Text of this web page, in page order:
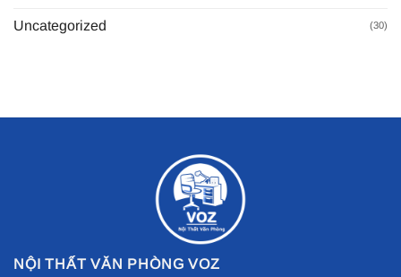
Uncategorized (30)
NỘI THẤT VĂN PHÒNG VOZ